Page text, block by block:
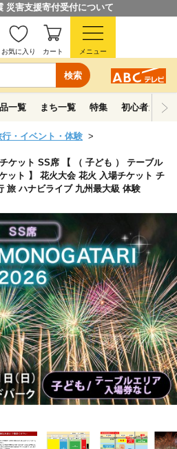
災害支援寄付受付について
検索
お気に入り カート メニュー
一覧 まち一覧 特集 初心者ガイド
行・イベント・体験
ケット SS席 【 （ 子ども ） テーブル
ット 】 花火大会 花火 入場チケット チ
旅 ハナビライブ 九州最大級 体験